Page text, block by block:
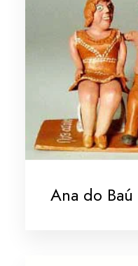
Ana do Baú